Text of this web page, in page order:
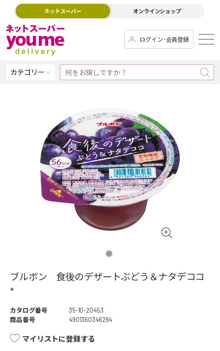
ネットスーパー オンラインショップ
ログイン･会員登録
カテゴリー
ブルボン 食後のデザートぶどう＆ナタデココ
*
カタログ番号
35-10-20453
商品番号
4901360346264
マイリストに登録する